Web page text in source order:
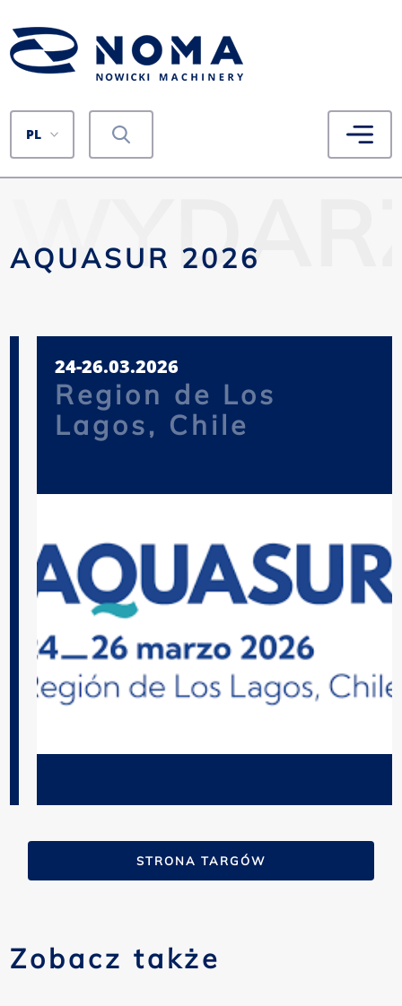
PL
AQUASUR 2026
24-26.03.2026
Region de Los
Lagos, Chile
STRONA TARGÓW
Zobacz także